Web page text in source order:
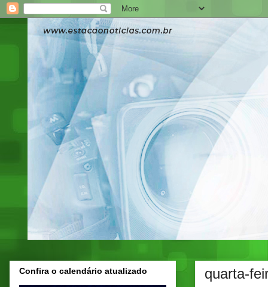
quarta-
Confira o calendário atualizado